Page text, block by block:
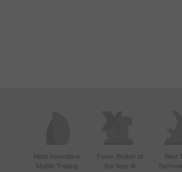
Most Innovative
Mobile Trading
Forex Broker of
the Year di
Best